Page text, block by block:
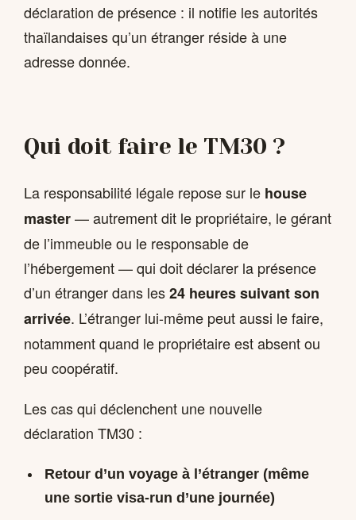
déclaration de présence : il notifie les autorités
thaïlandaises qu’un étranger réside à une
adresse donnée.
Qui doit faire le TM30 ?
La responsabilité légale repose sur le house
master— autrement dit le propriétaire, le gérant
de l’immeuble ou le responsable de
l’hébergement — qui doit déclarer la présence
d’un étranger dans les24 heures suivant son
arrivée. L’étranger lui-même peut aussi le faire,
notamment quand le propriétaire est absent ou
peu coopératif.
Les cas qui déclenchent une nouvelle
déclaration TM30 :
Retour d’un voyage à l’étranger (même
une sortie visa-run d’une journée)